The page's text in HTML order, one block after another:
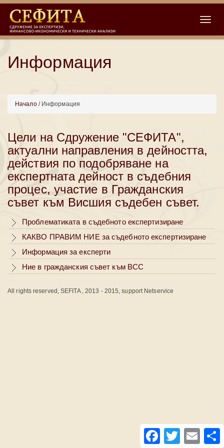
Информация
Начало/ Информация
Цели на Сдружение "СЕФИТА",
актуални направления в дейността,
действия по подобряване на
експертната дейност в съдебния
процес, участие в Гражданския
съвет към Висшия съдебен съвет.
Проблематиката в съдебното експертизиране
КАКВО ПРАВИМ НИЕ за съдебното експертизиране
Информация за експерти
Ние в гражданския съвет към ВСС
All rights reserved, SEFITA , 2013 - 2015, support Netservice
FacebookTwitter Email